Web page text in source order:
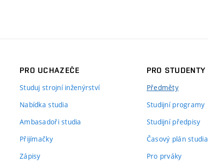
PRO UCHAZEČE
Studuj strojní inženýrství
Nabídka studia
Ambasadoři studia
Přijímačky
Zápisy
PRO STUDENTY
Předměty
Studijní programy
Studijní předpisy
Časový plán studia
Pro prváky